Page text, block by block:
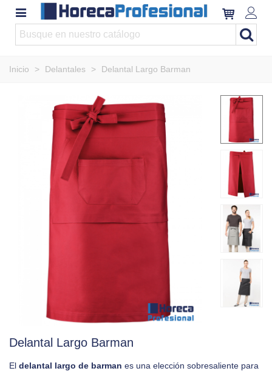
Inicio > Delantales > Delantal Largo Barman
Delantal Largo Barman
El delantal largo de barman es una elección sobresaliente para